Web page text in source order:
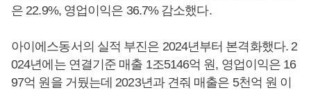
은 22.9%, 영업이익은 36.7% 감소했다.
아이에스동서의 실적 부진은 2024년부터 본격화했다. 2
024년에는 연결기준 매출 1조5146억 원, 영업이익은 16
97억 원을 거뒀는데 2023년과 견줘 매출은 5천억 원 이